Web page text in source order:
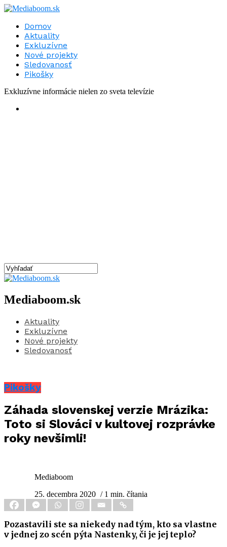
Domov
Aktuality
Exkluzívne
Nové projekty
Sledovanosť
Pikošky
Exkluzívne informácie nielen zo sveta televízie
Mediaboom.sk
Aktuality
Exkluzívne
Nové projekty
Sledovanosť
Pikošky
Záhada slovenskej verzie Mrázika:
Toto si Slováci v kultovej rozprávke
roky nevšimli!
Mediaboom
25. decembra 2020 / 1 min. čítania
Pozastavili ste sa niekedy nad tým, kto sa vlastne
v jednej zo scén pýta Nastenky, či je jej teplo?